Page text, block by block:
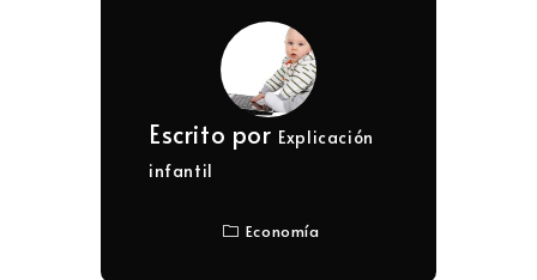
Escrito por Explicación
infantil
Economía